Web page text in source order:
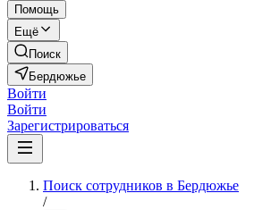
Помощь
Ещё
Поиск
Бердюжье
Войти
Войти
Зарегистрироваться
Поиск сотрудников в Бердюжье
/